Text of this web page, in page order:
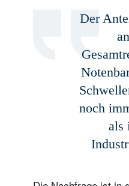
Der
noch
als